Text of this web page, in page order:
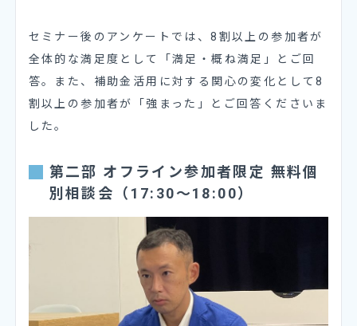
セミナー後のアンケートでは、8割以上の参加者が
全体的な満足度として「満足・概ね満足」とご回
答。また、補助金活用に対する関心の変化として8
割以上の参加者が
「強まった」とご回答くださいま
した。
第二部 オフライン参加者限定 無料個
別相談会（17:30〜18:00）